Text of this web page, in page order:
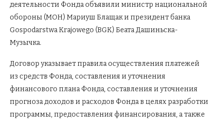
деятельности Фонда объявили министр национальной
обороны (МОН) Мариуш Блащак и президент банка
Gospodarstwa Krajowego (BGK) Беата Дашиньска-
Музычка.
Договор указывает правила осуществления платежей
из средств Фонда, составления и уточнения
финансового плана Фонда, составления и уточнения
прогноза доходов и расходов Фонда в целях разработки
программы, предоставления финансирования, а также